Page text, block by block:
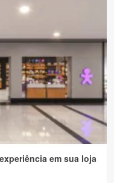
em sua loja